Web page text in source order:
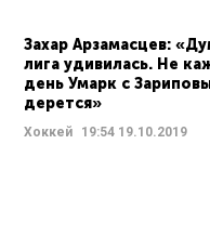
Захар Арзамасцев:
лига удивилась. Не
день Умарк с
дерется»
Хоккей 19:54 19.10.2019